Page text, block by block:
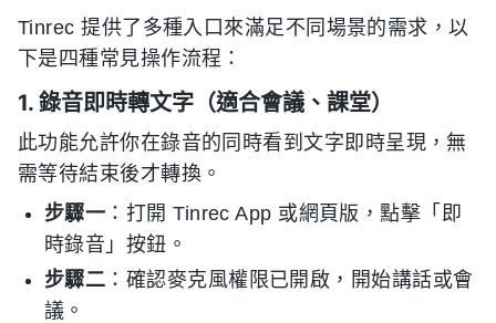
Tinrec 提供了多種入口來滿足不同場景的需求，以
下是四種常見操作流程：
1. 錄音即時轉文字（適合會議、課堂）
此功能允許你在錄音的同時看到文字即時呈現，無
需等待結束後才轉換。
步驟一 ：打開 Tinrec App 或網頁版，點擊「即
時錄音」按鈕。
步驟二 ：確認麥克風權限已開啟，開始講話或會
議。